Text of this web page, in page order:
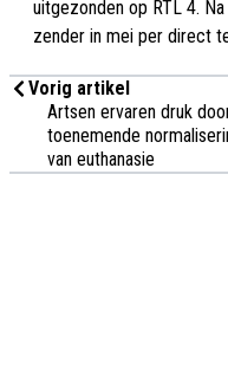
uitgezonden op RTL 4.
zender in mei per direct
Vorig artikel
Artsen ervaren druk
toenemende
van euthanasie